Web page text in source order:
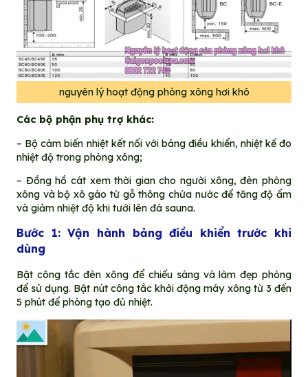
nguyên lý hoạt động phòng xông hơi khô
Các bộ phận phụ trợ khác:
– Bộ cảm biến nhiệt kết nối với bảng điều khiển, nhiệt kế đo
nhiệt độ trong phòng xông;
– Đồng hồ cát xem thời gian cho người xông, đèn phòng
xông và bộ xô gáo từ gỗ thông chứa nước để tăng độ ẩm
và giảm nhiệt độ khi tưới lên đá sauna.
Bước 1: Vận hành bảng điều khiển trước khi
dùng
Bật công tắc đèn xông để chiếu sáng và làm đẹp phòng
để sử dụng. Bật nút công tắc khởi động máy xông từ 3 đến
5 phút để phòng tạo đủ nhiệt.